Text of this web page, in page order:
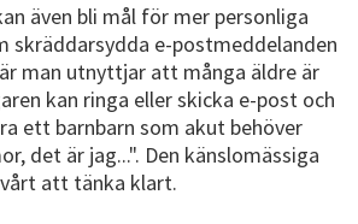
även bli mål för mer personliga
skräddarsydda e-postmeddelanden
man utnyttjar att många äldre är
kan ringa eller skicka e-post och
ett barnbarn som akut behöver
det är jag...". Den känslomässiga
att tänka klart.